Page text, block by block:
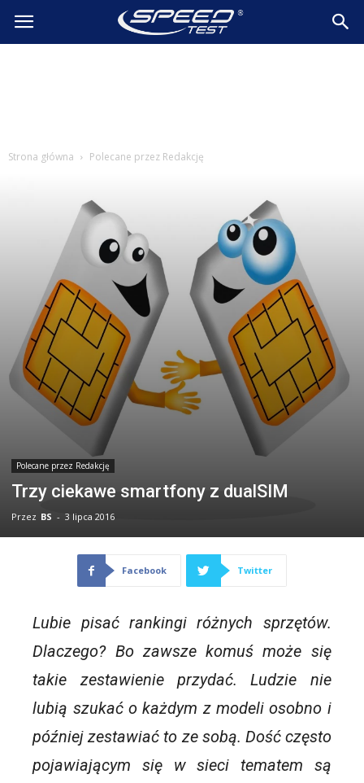
SpeedTest.pl
Strona główna Polecane przez Redakcję
Polecane przez Redakcję
Trzy ciekawe smartfony z dualSIM
Przez BS - 3 lipca 2016
Facebook Twitter
Lubie pisać rankingi różnych sprzętów.
Dlaczego? Bo zawsze komuś może się
takie zestawienie przydać. Ludzie nie
lubią szukać o każdym z modeli osobno i
później zestawiać to ze sobą. Dość często
pojawiającym się w sieci tematem są